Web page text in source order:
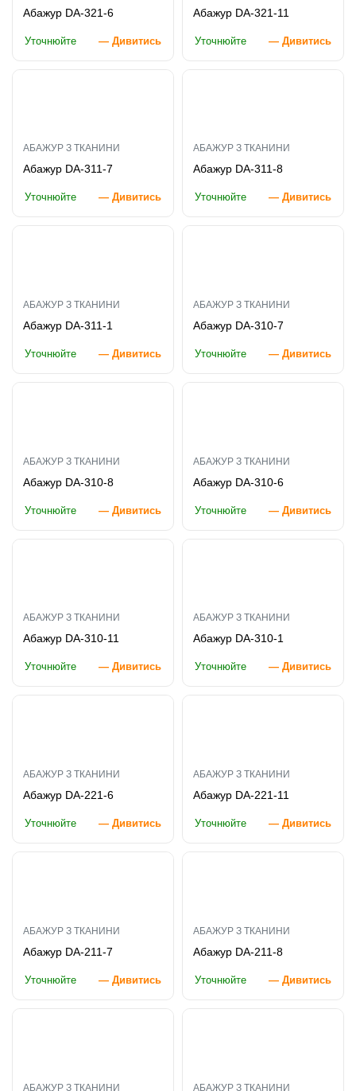
Абажур DA-321-6
Уточнюйте — Дивитись
Абажур DA-321-11
Уточнюйте — Дивитись
АБАЖУР З ТКАНИНИ
Абажур DA-311-7
Уточнюйте — Дивитись
АБАЖУР З ТКАНИНИ
Абажур DA-311-8
Уточнюйте — Дивитись
АБАЖУР З ТКАНИНИ
Абажур DA-311-1
Уточнюйте — Дивитись
АБАЖУР З ТКАНИНИ
Абажур DA-310-7
Уточнюйте — Дивитись
АБАЖУР З ТКАНИНИ
Абажур DA-310-8
Уточнюйте — Дивитись
АБАЖУР З ТКАНИНИ
Абажур DA-310-6
Уточнюйте — Дивитись
АБАЖУР З ТКАНИНИ
Абажур DA-310-11
Уточнюйте — Дивитись
АБАЖУР З ТКАНИНИ
Абажур DA-310-1
Уточнюйте — Дивитись
АБАЖУР З ТКАНИНИ
Абажур DA-221-6
Уточнюйте — Дивитись
АБАЖУР З ТКАНИНИ
Абажур DA-221-11
Уточнюйте — Дивитись
АБАЖУР З ТКАНИНИ
Абажур DA-211-7
Уточнюйте — Дивитись
АБАЖУР З ТКАНИНИ
Абажур DA-211-8
Уточнюйте — Дивитись
АБАЖУР З ТКАНИНИ АБАЖУР З ТКАНИНИ
Керамічні вироби